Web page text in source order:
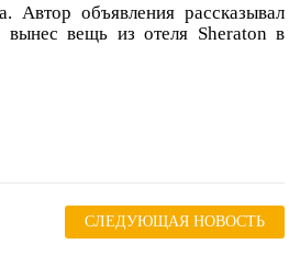
объявления рассказывал
вынес вещь из отеля Sheraton в
СЛЕДУЮЩАЯ НОВОСТЬ